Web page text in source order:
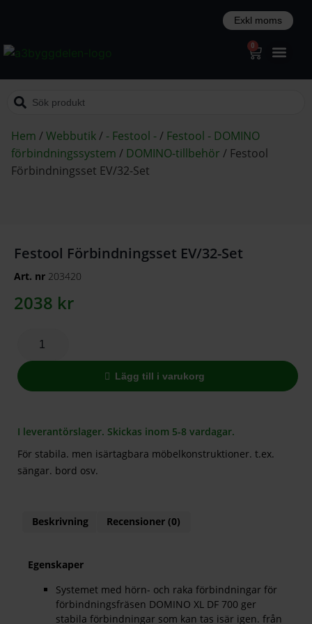
0
Hem /Webbutik/ - Festool -/ Festool - DOMINO
förbindningssystem / DOMINO-tillbehör / Festool
Förbindningsset EV/32-Set
Festool Förbindningsset EV/32-Set
Art. nr 203420
2038 kr
Lägg till i varukorg
I leverantörslager. Skickas inom 5-8 vardagar.
För stabila. men isärtagbara möbelkonstruktioner. t.ex.
sängar. bord osv.
Beskrivning Recensioner (0)
Egenskaper
Systemet med hörn- och raka förbindningar för
förbindningsfräsen DOMINO XL DF 700 ger
stabila förbindningar som kan tas isär igen. från